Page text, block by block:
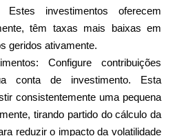
Conta
Financiamento
investimentos oferecem
têm taxas mais baixas em
geridos ativamente.
Configure contribuições
conta de investimento. Esta
consistentemente uma pequena
tirando partido do cálculo da
reduzir o impacto da volatilidade